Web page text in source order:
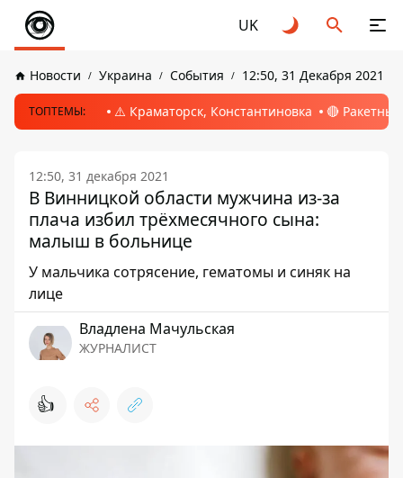
UK
Новости Украина События 12:50, 31 Декабря 2021
ТОПТЕМЫ: ⚠️ Краматорск, Константиновка 🔴
12:50, 31 декабря 2021
В Винницкой области мужчина из-за
плача избил трёхмесячного сына:
малыш в больнице
У мальчика сотрясение, гематомы и синяк на
лице
Владлена Мачульская
ЖУРНАЛИСТ
👍